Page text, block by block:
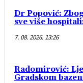
Dr Popović:
sve više
7. 08. 2026. 13:26
Radomirović:
Gradskom